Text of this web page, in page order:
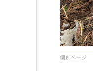
個別ページ